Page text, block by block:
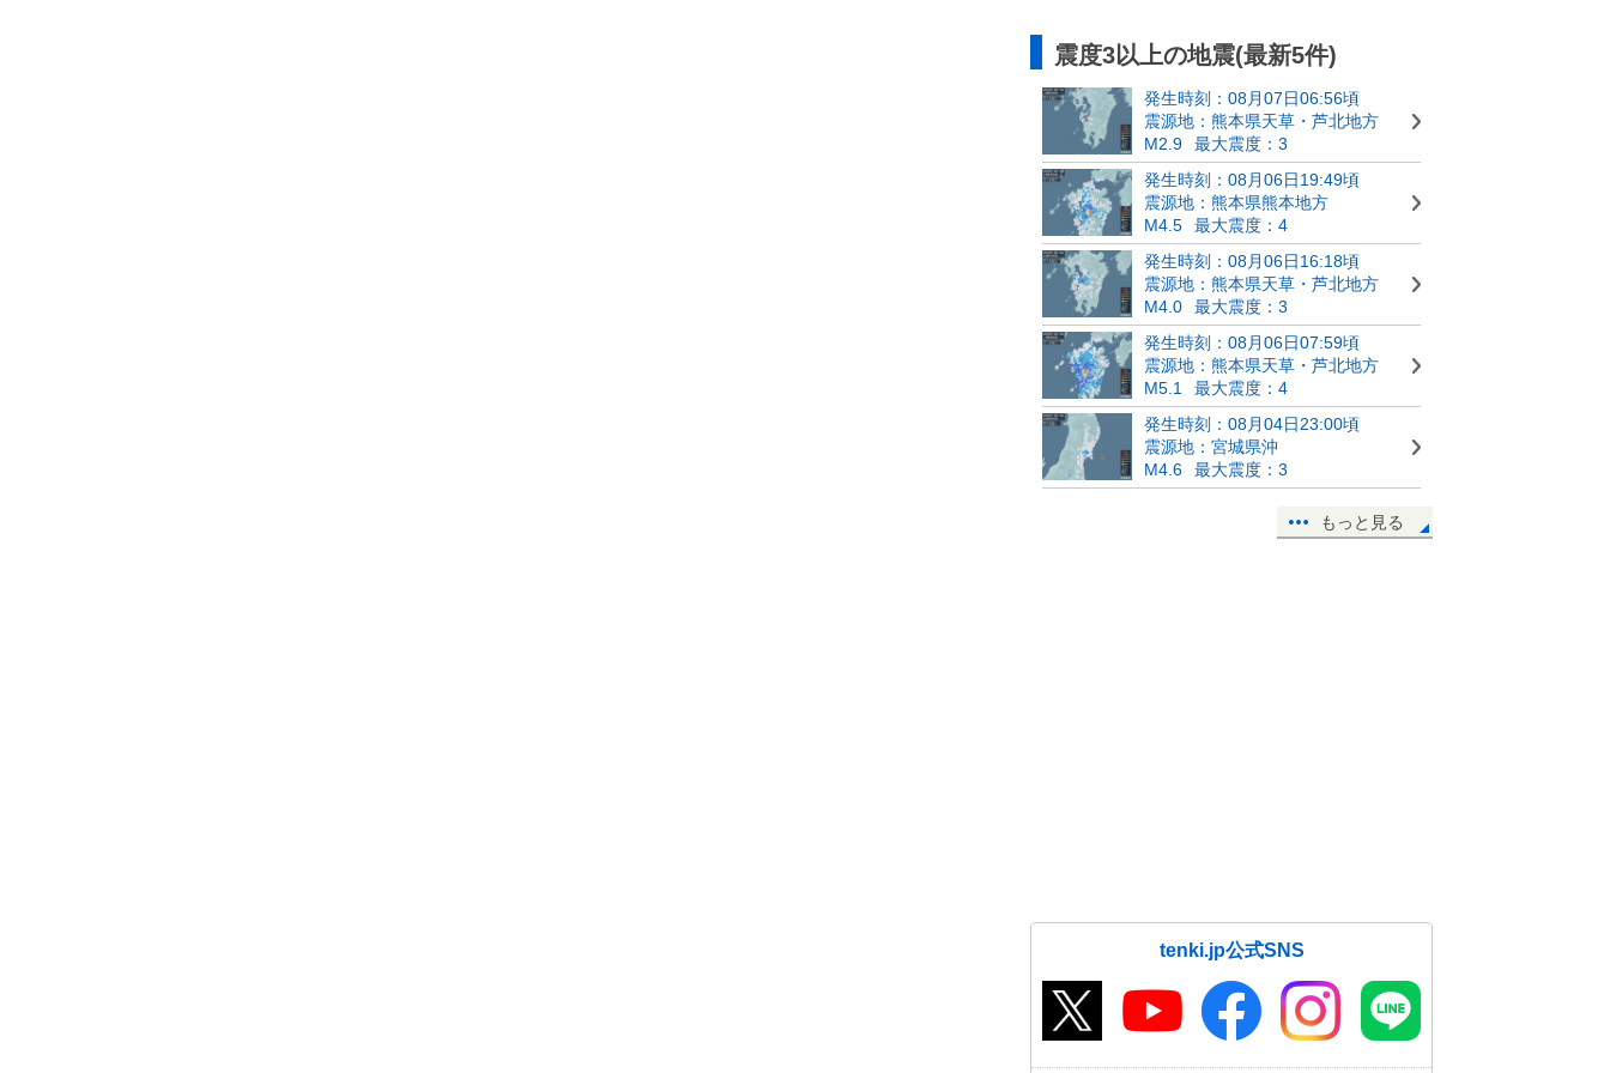
震度3以上の地震(最新5件)
発生時刻：08月07日06:56頃
震源地：熊本県天草・芦北地方
M2.9
最大震度：3
発生時刻：08月06日19:49頃
震源地：熊本県熊本地方
M4.5
最大震度：4
発生時刻：08月06日16:18頃
震源地：熊本県天草・芦北地方
M4.0
最大震度：3
発生時刻：08月06日07:59頃
震源地：熊本県天草・芦北地方
M5.1
最大震度：4
発生時刻：08月04日23:00頃
震源地：宮城県沖
M4.6
最大震度：3
もっと見る
tenki.jp公式SNS